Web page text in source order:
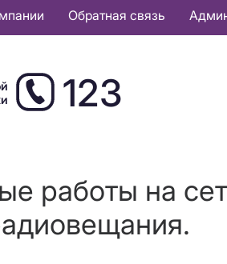
Обратная связь
123
работы на